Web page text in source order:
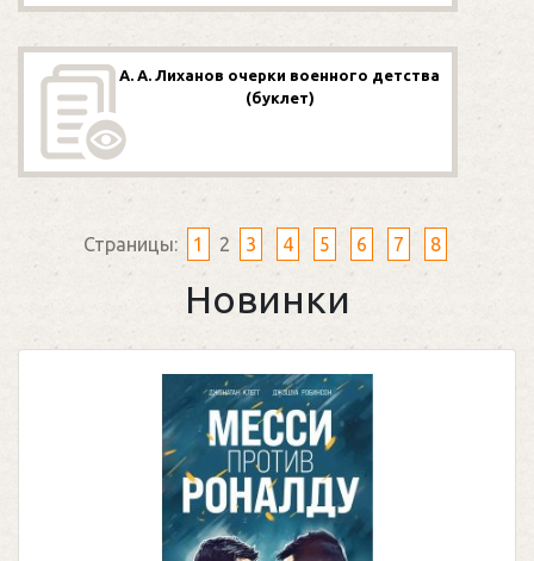
А. А. Лиханов очерки военного детства
(буклет)
Страницы: 1 2 3 4 5 6 7 8
Новинки